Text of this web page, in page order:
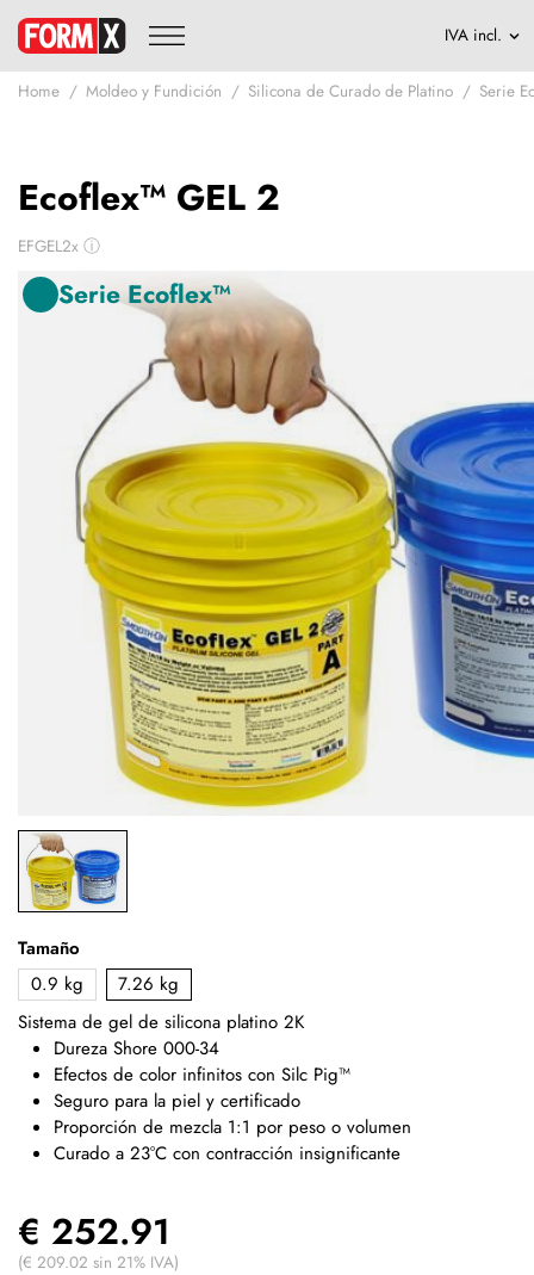
Home Moldeo y Fundición Silicona de Curado de Platino Serie
Ecoflex™ GEL 2
EFGEL2x ⓘ
Serie Ecoflex™
Tamaño
0.9 kg
7.26 kg
Sistema de gel de silicona platino 2K
Dureza Shore 000-34
Efectos de color infinitos con Silc Pig™
Seguro para la piel y certificado
Proporción de mezcla 1:1 por peso o volumen
Curado a 23°C con contracción insignificante
€ 252.91
(€ 209.02 sin 21% IVA)